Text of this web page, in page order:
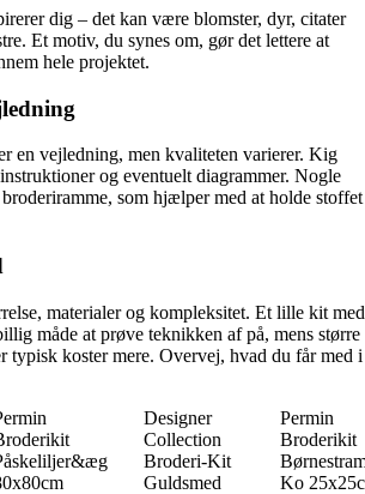
dig – det kan være blomster, dyr, citater
Et motiv, du synes om, gør det lettere at
hele projektet.
en vejledning, men kvaliteten varierer. Kig
og eventuelt diagrammer. Nogle
som hjælper med at holde stoffet
materialer og kompleksitet. Et lille kit med
måde at prøve teknikken af på, mens større
typisk koster mere. Overvej, hvad du får med i
Designer
Collection
Broderi-Kit
Guldsmed
Permin
Broderikit
Ko